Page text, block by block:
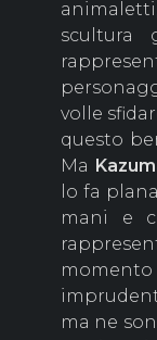
volle
questo
Ma
lo fa
mani e
ma ne